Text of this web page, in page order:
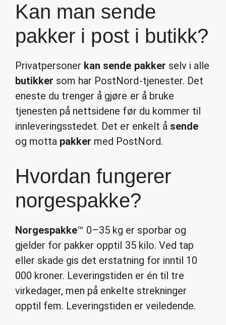
Kan man sende
pakker i post i butikk?
Privatpersoner kan sende pakker selv i alle
butikker som har PostNord-tjenester. Det
eneste du trenger å gjøre er å bruke
tjenesten på nettsidene før du kommer til
innleveringsstedet. Det er enkelt å sende
og motta pakker med PostNord.
Hvordan fungerer
norgespakke?
Norgespakke™ 0–35 kg er sporbar og
gjelder for pakker opptil 35 kilo. Ved tap
eller skade gis det erstatning for inntil 10
000 kroner. Leveringstiden er én til tre
virkedager, men på enkelte strekninger
opptil fem. Leveringstiden er veiledende.